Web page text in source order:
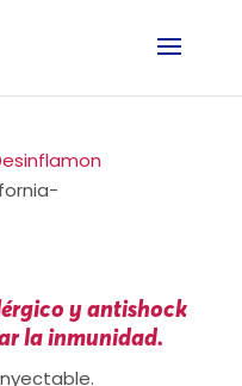
y antishock
la inmunidad.